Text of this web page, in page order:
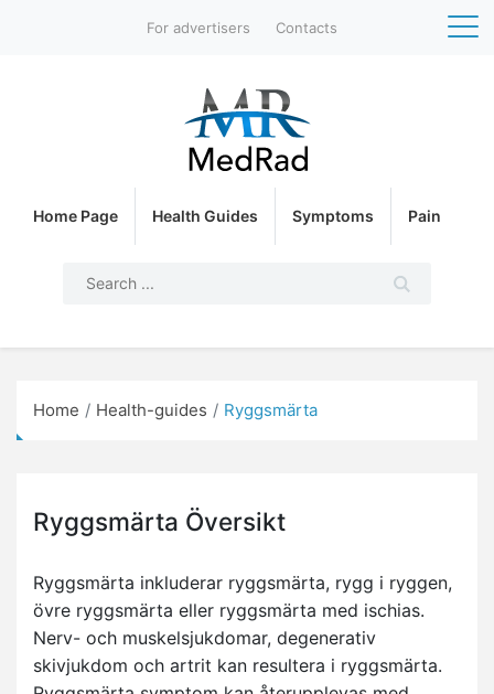
For advertisers Contacts
Home Page Health Guides Symptoms Pain
Home Health-guides Ryggsmärta
Ryggsmärta Översikt
Ryggsmärta inkluderar ryggsmärta, rygg i ryggen,
övre ryggsmärta eller ryggsmärta med ischias.
Nerv- och muskelsjukdomar, degenerativ
skivjukdom och artrit kan resultera i ryggsmärta.